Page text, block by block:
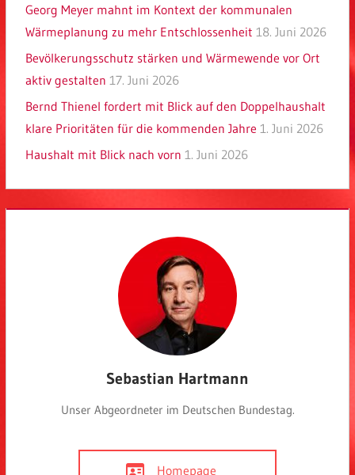
Georg Meyer mahnt im Kontext der kommunalen
Wärmeplanung zu mehr Entschlossenheit 18. Juni 2026
Bevölkerungsschutz stärken und Wärmewende vor Ort
aktiv gestalten 17. Juni 2026
Bernd Thienel fordert mit Blick auf den Doppelhaushalt
klare Prioritäten für die kommenden Jahre 1. Juni 2026
Haushalt mit Blick nach vorn 1. Juni 2026
Sebastian Hartmann
Unser Abgeordneter im Deutschen Bundestag.
Homepage